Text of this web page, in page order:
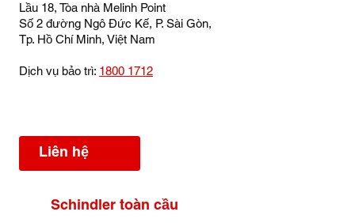
Lầu 18, Tòa nhà Melinh Point
Số 2 đường Ngô Đức Kế, P. Sài Gòn,
Tp. Hồ Chí Minh, Việt Nam
Dịch vụ bảo trì: 1800 1712
Liên hệ
Schindler toàn cầu